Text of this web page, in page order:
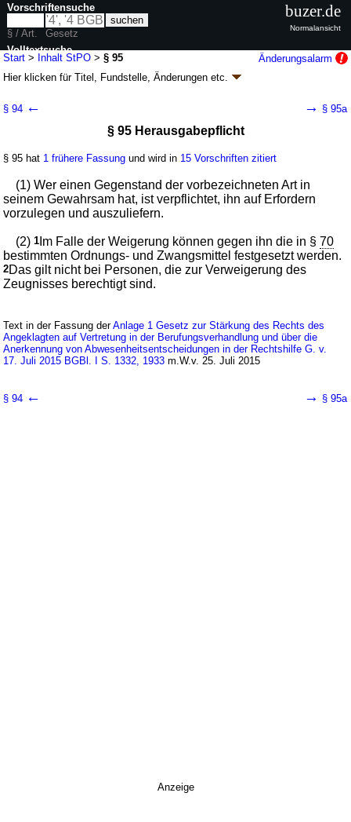
Start > Inhalt StPO >§ 95
Änderungsalarm
Hier klicken fürTitel, Fundstelle, Änderungen etc.
G. v. 03.07.2026BGBl. 2026 I Nr. 199
Bundeszentralregister
Erstes Buch Allgemeine Vorschriften
Achter Abschnitt Ermittlungsmaßnahmen
§ 94 ← → § 95a
§ 95 Herausgabepflicht
§ 95 hat 1 frühere Fassung und wird in 15 Vorschriften zitiert
(1) Wer einen Gegenstand der vorbezeichneten Art in
seinem Gewahrsam hat, ist verpflichtet, ihn auf Erfordern
vorzulegen und auszuliefern.
(2)1 Im Falle der Weigerung können gegen ihn die in §70
bestimmten Ordnungs- und Zwangsmittel festgesetzt werden.
2Das gilt nicht bei Personen, die zur Verweigerung des
Zeugnisses berechtigt sind.
Text in der Fassung derAnlage 1 Gesetz zur Stärkung des Rechts des
Angeklagten auf Vertretung in der Berufungsverhandlung und über die
Anerkennung von Abwesenheitsentscheidungen in der Rechtshilfe G. v.
17. Juli 2015 BGBl. I S. 1332, 1933 m.W.v. 25. Juli 2015
§ 94 ← → § 95a
Anzeige
Vorschriftensuche
§ / Art.
Gesetz
Volltextsuche
nur in StPO
buzer.de
Normalansicht